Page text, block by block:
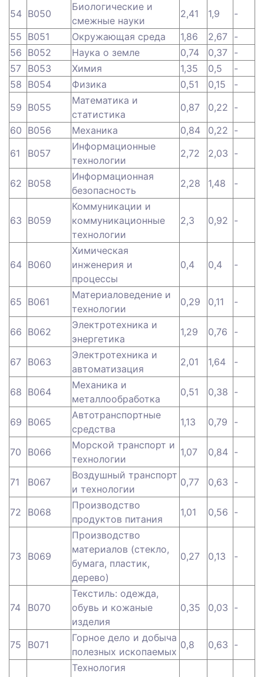
54 B050
Биологические и
смежные науки
2,41 1,9
-
55 B051 Окружающая среда 1,86 2,67 -
56 B052 Наука о земле 0,74 0,37 -
57 B053 Химия 1,35 0,5
-
58 B054 Физика 0,51 0,15
-
59 B055
Математика и
статистика
0,87 0,22 -
60 B056 Механика 0,84 0,22 -
61
B057
Информационные
технологии
2,72 2,03 -
62 B058
Информационная
безопасность
2,28 1,48 -
63 B059
Коммуникации и
коммуникационные
технологии
2,3 0,92 -
64 B060
Химическая
инженерия и
процессы
0,4 0,4 -
65 B061
Материаловедение и
технологии
0,29 0,11 -
66 B062
Электротехника и
энергетика
1,29 0,76 -
67 B063
Электротехника и
автоматизация
2,01 1,64 -
68 B064
Механика и
металлообработка
0,51 0,38 -
69 B065
Автотранспортные
средства
1,13 0,79 -
70 B066
Морской транспорт и
технологии
1,07 0,84 -
71 B067
Воздушный транспорт
и технологии
0,77 0,63 -
72 B068
Производство
продуктов питания
1,01 0,56 -
73 B069
Производство
материалов (стекло,
бумага, пластик,
дерево)
0,27 0,13 -
74 B070
Текстиль: одежда,
обувь и кожаные
изделия
0,35 0,03 -
75 B071
Горное дело и добыча
полезных ископаемых
0,8 0,63 -
Технология